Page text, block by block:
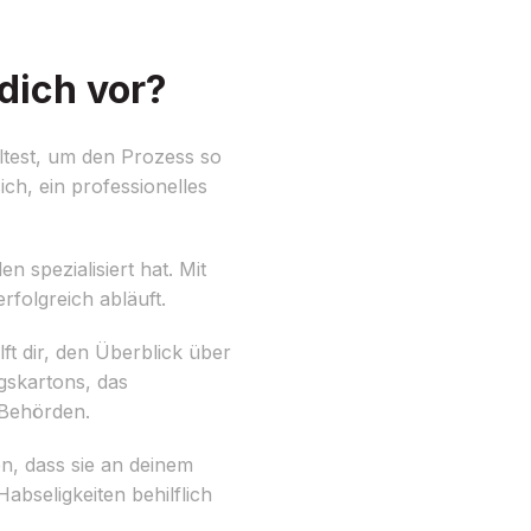
vor?
um den Prozess so
ein professionelles
spezialisiert hat. Mit
abläuft.
dir, den Überblick über
das
dass sie an deinem
behilflich